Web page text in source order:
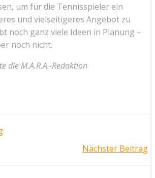
um für die Tennisspieler ein
und vielseitigeres Angebot zu
noch ganz viele Ideen in Planung –
noch nicht.
die M.A.R.A.-Redaktion
Nächster Beitrag